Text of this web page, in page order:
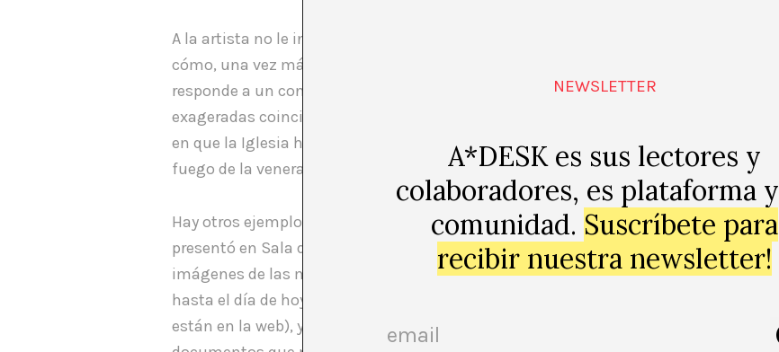
A la artista no le interesa lo espiritual del asunto, sino poner de manifiesto, en lo
cómo, una vez más, la construcción de un fenómeno es sujeto de su
responde a un contexto. Julia Montilla sugiere que este tipo de fenómenos se han
exageradas coincidiendo con períodos más progresistas de la historia de España.
en que la Iglesia ha sentido amenazada su influencia respecto a otros poderes,
fuego de la veneración suscitando este tipo de acontecimientos.
Hay otros ejemplos de esta forma de análisis en el arte de hoy. El proyecto‘El
presentó en Sala d’Art Jove en 2012, es una representación del poder franquista
imágenes de las mansiones que ocuparon algunos de los militares del régimen.
hasta el día de hoy, rastreando en documentos oficiales, como el certificado de
están en la web), y localiza las mansiones y su situación actual; creando a su vez
NEWSLETTER
A*DESK es sus lectores y
colaboradores, es plataforma
comunidad. Suscríbete para
recibir nuestra newsletter!